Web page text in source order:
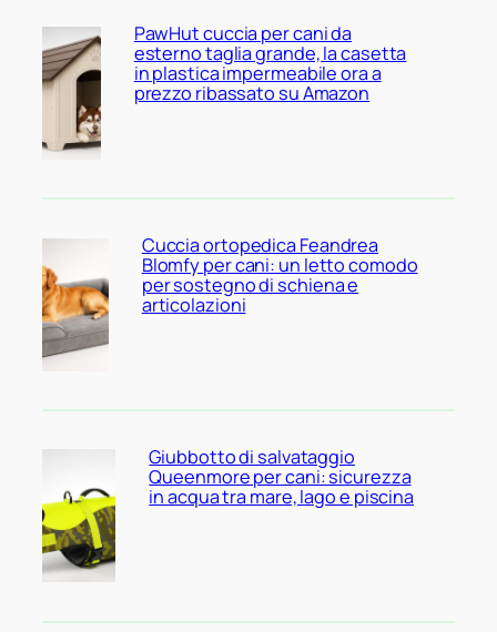
PawHut cuccia per cani da
esterno taglia grande, la casetta
in plastica impermeabile ora a
prezzo ribassato su Amazon
Cuccia ortopedica Feandrea
Blomfy per cani: un letto comodo
per sostegno di schiena e
articolazioni
Giubbotto di salvataggio
Queenmore per cani: sicurezza
in acqua tra mare, lago e piscina